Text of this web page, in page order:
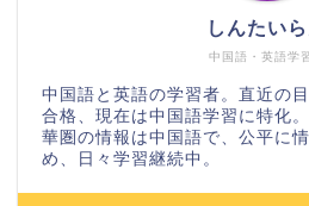
中国語・英語学
しんたい
中国語と英語の学習者。直近の
合格、現在は中国語学習に特化
華圏の情報は中国語で、公平に
め、日々学習継続中。